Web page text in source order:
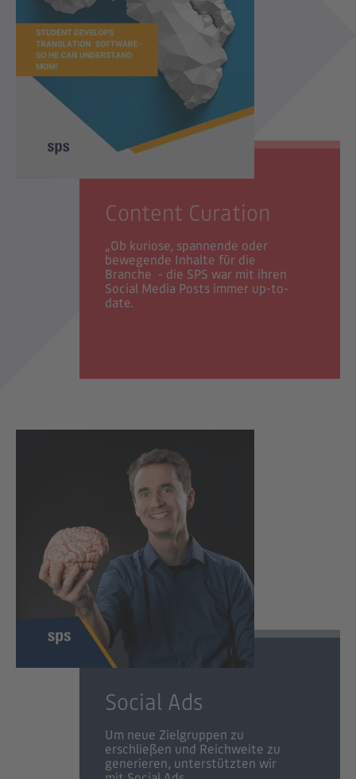
Content Curation
„Ob kuriose, spannende oder
bewegende Inhalte für die
Branche - die SPS war mit ihren
Social Media Posts immer up-to-
date.
Social Ads
Um neue Zielgruppen zu
erschließen und Reichweite zu
generieren, unterstützten wir